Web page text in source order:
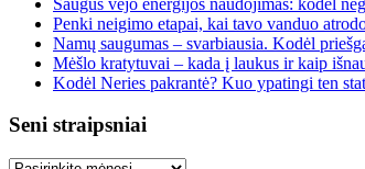
Penki neigimo etapai, kai tavo vanduo
Namų saugumas – svarbiausia. Kodėl
Mėšlo kratytuvai – kada į laukus ir kaip
Kodėl Neries pakrantė? Kuo ypatingi ten
Seni straipsniai